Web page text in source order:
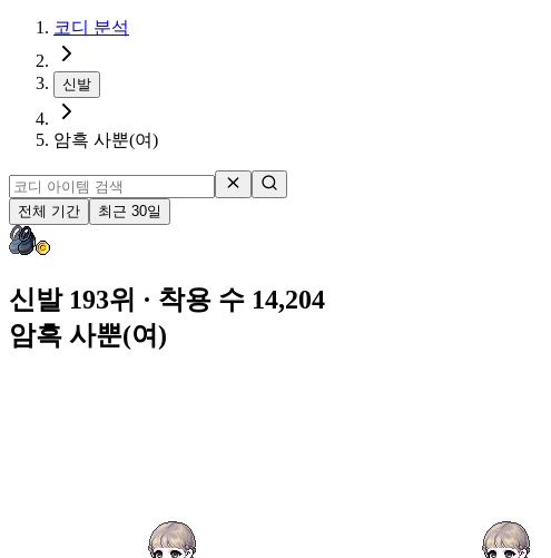
코디 분석
신발
암흑 사뿐(여)
전체 기간 최근 30일
신발 193위 · 착용 수 14,204
암흑 사뿐(여)